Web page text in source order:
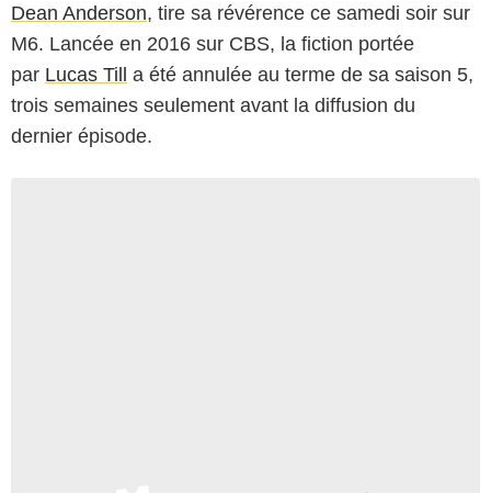
Dean Anderson, tire sa révérence ce samedi soir sur
M6. Lancée en 2016 sur CBS, la fiction portée
par Lucas Till a été annulée au terme de sa saison 5,
trois semaines seulement avant la diffusion du
dernier épisode.